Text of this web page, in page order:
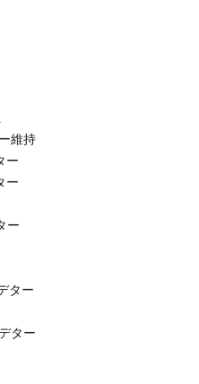
維持
ー
ー
ー
ター
ター